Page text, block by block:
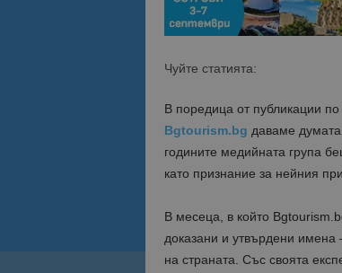
Чуйте статията:
В поредица от публикации по
Bgtourism.bg даваме
годините медийната група
като признание за нейния
В месеца, в който
доказани и утвърдени имена
на страната. Със своята